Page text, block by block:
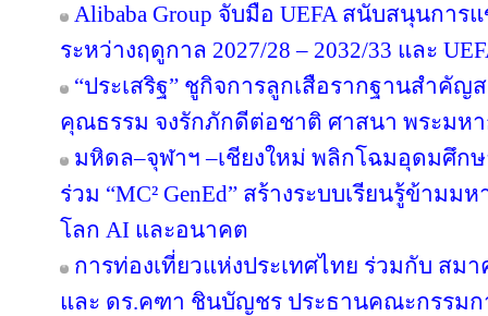
Alibaba Group จับมือ UEFA สนับสนุนกา
ระหว่างฤดูกาล 2027/28 – 2032/33 และ
“ประเสริฐ” ชูกิจการลูกเสือรากฐานสำคัญ
คุณธรรม จงรักภักดีต่อชาติ ศาสนา พระมห
มหิดล–จุฬาฯ –เชียงใหม่ พลิกโฉมอุดมศึก
ร่วม “MC² GenEd” สร้างระบบเรียนรู้ข้าม
โลก AI และอนาคต
การท่องเที่ยวแห่งประเทศไทย ร่วมกับ สม
และ ดร.คฑา ชินบัญชร ประธานคณะกรรมก